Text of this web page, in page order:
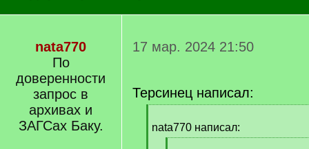
nata770
По
доверенности
запрос в
архивах и
ЗАГСах Баку.
17 мар. 2024 21:50
Терсинец написал:
q
nata770 написал: